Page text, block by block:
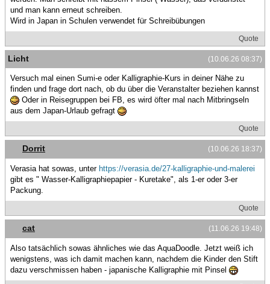
und man kann erneut schreiben.
Wird in Japan in Schulen verwendet für Schreibübungen
Quote
(10.06.26 08:37)
Licht
Versuch mal einen Sumi-e oder Kalligraphie-Kurs in deiner Nähe zu
finden und frage dort nach, ob du über die Veranstalter beziehen kannst
Oder in Reisegruppen bei FB, es wird öfter mal nach Mitbringseln
aus dem Japan-Urlaub gefragt
Quote
(10.06.26 18:37)
Dorrit
Verasia hat sowas, unter https://verasia.de/27-kalligraphie-und-malerei
gibt es " Wasser-Kalligraphiepapier - Kuretake", als 1-er oder 3-er
Packung.
Quote
(11.06.26 19:48)
cat
Also tatsächlich sowas ähnliches wie das AquaDoodle. Jetzt weiß ich
wenigstens, was ich damit machen kann, nachdem die Kinder den Stift
dazu verschmissen haben - japanische Kalligraphie mit Pinsel